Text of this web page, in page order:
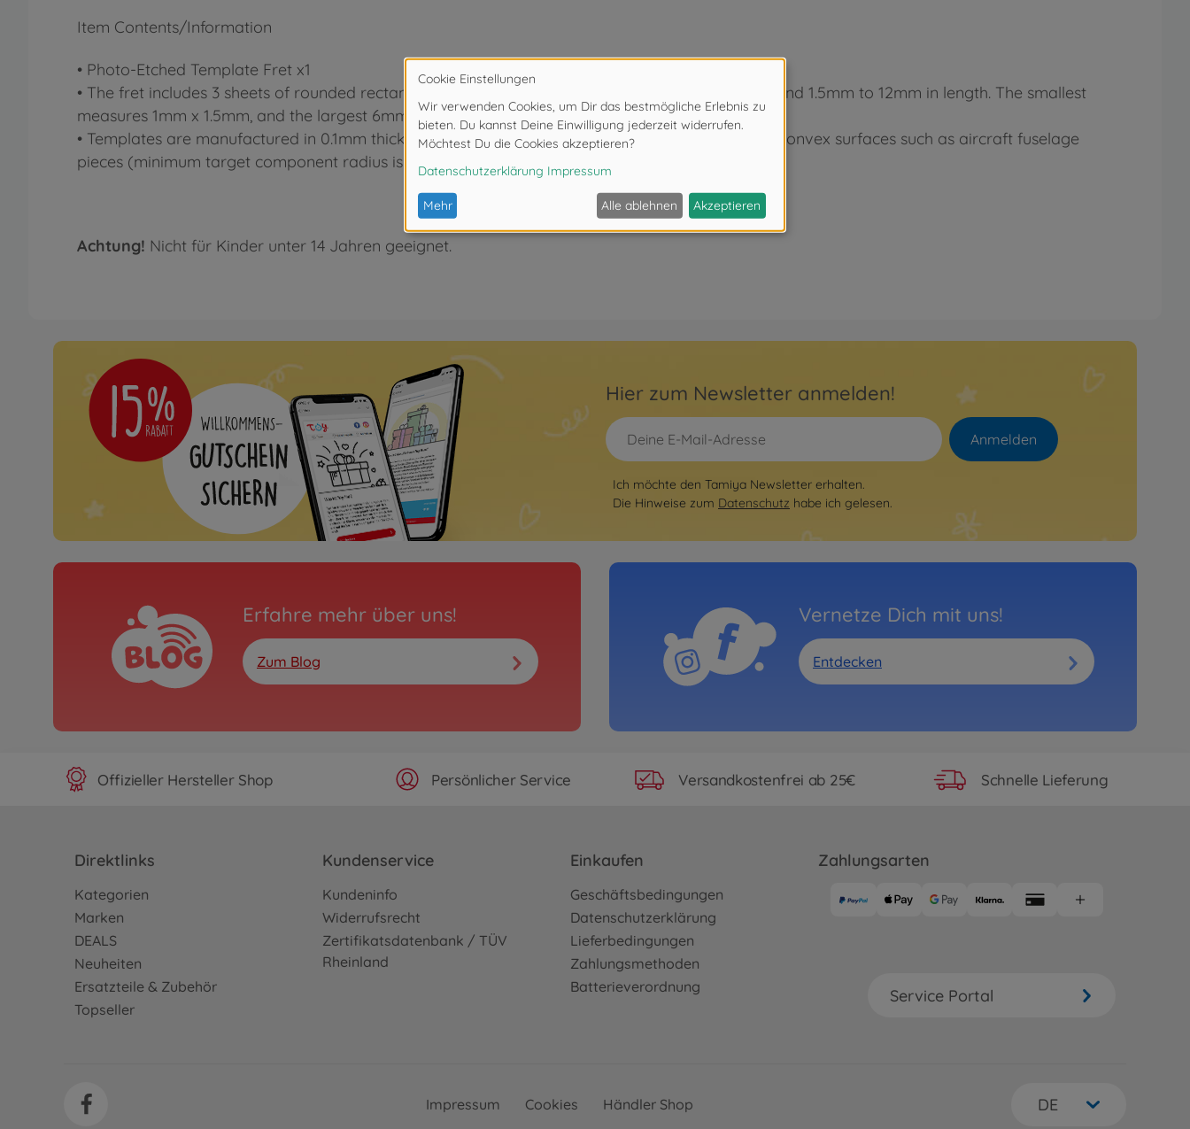
Item Contents/Information
• Photo-Etched Template Fret x1
• The fret includes 3 sheets of rounded rectangle templates ranging from 1mm to 6mm in width, and 1.5mm to 12mm in length. The smallest
measures 1mm x 1.5mm, and the largest 6mm x 12mm.
• Templates are manufactured in 0.1mm thickness stainless steel, allowing you to bend it against convex surfaces such as aircraft fuselage
pieces (minimum target component radius is 30mm).
Achtung! Nicht für Kinder unter 14 Jahren geeignet.
Hier zum Newsletter anmelden!
Anmelden
Ich möchte den Tamiya Newsletter erhalten.
Die Hinweise zum Datenschutz habe ich gelesen.
Erfahre mehr über uns!
Zum Blog
Vernetze Dich mit uns!
Entdecken
Offizieller Hersteller Shop Persönlicher Service Versandkostenfrei ab 25€ Schnelle Lieferung
Direktlinks
Kategorien
Marken
DEALS
Neuheiten
Ersatzteile & Zubehör
Topseller
Kundenservice
Kundeninfo
Widerrufsrecht
Zertifikatsdatenbank / TÜV
Rheinland
Einkaufen
Geschäftsbedingungen
Datenschutzerklärung
Lieferbedingungen
Zahlungsmethoden
Batterieverordnung
Zahlungsarten
Service Portal
Impressum Cookies Händler Shop DE